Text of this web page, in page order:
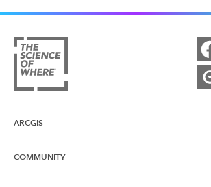
ARCGIS
ArcGIS – Überblick
COMMUNITY